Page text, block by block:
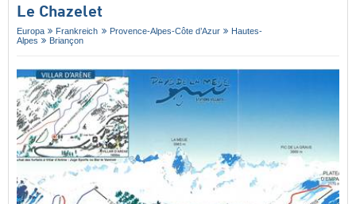
Le Chazelet
Europa Frankreich Provence-Alpes-Côte d’Azur
Hautes-
Alpes
Briançon